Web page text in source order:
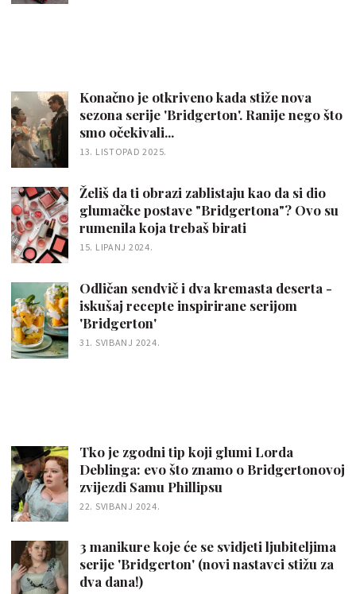
Konačno je otkriveno kada stiže nova
sezona serije 'Bridgerton'. Ranije nego što
smo očekivali...
13. LISTOPAD 2025.
Želiš da ti obrazi zablistaju kao da si dio
glumačke postave "Bridgertona"? Ovo su
rumenila koja trebaš birati
15. LIPANJ 2024.
Odličan sendvič i dva kremasta deserta -
iskušaj recepte inspirirane serijom
'Bridgerton'
31. SVIBANJ 2024.
Tko je zgodni tip koji glumi Lorda
Deblinga: evo što znamo o Bridgertonovoj
zvijezdi Samu Phillipsu
22. SVIBANJ 2024.
3 manikure koje će se svidjeti ljubiteljima
serije 'Bridgerton' (novi nastavci stižu za
dva dana!)